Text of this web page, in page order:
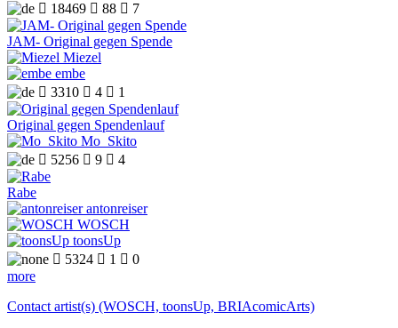
 18469  88  7
JAM- Original gegen Spende
Miezel
embe
 3310  4  1
Original gegen Spendenlauf
Mo_Skito
 5256  9  4
Rabe
antonreiser
WOSCH
toonsUp
 5324  1  0
more
Contact artist(s) (WOSCH, toonsUp, BRIAcomicArts)